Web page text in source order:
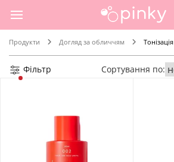
Продукти Догляд за обличчям Тонізація
Фільтр Сортування по: